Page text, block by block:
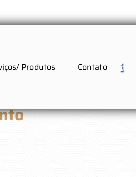
Produtos Contato